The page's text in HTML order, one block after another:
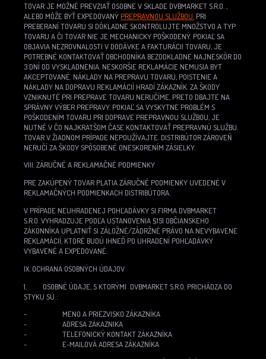
TOVAR JE MOŽNÉ PREVZIAŤ OSOBNE V SKLADE DVBMARKET S.R.O. ,
ALEBO MÔŽE BYŤ EXPEDOVANÝPREPRAVNOU SLUŽBOU. PRI
PREBERANÍ TOVARU SI DÔKLADNE SKONTROLUJTE MNOŽSTVO A TYP
TOVARU A ČI TOVAR NIE JE MECHANICKY POŠKODENÝ. POKIAĽ SA
OBJAVIA NEZROVNALOSTI V DODÁVKE A FAKTURÁCII TOVARU, JE
POTREBNÉ KONTAKTOVAŤ OBCHODNÍKA BEZODKLADNE NAJNESKÔR DO
3 DNÍ OD VYSKLADNENIA. NESKORŠIE REKLAMÁCIE NEMUSIA BYT
AKCEPTOVANÉ. NÁKLADY NA PREPRAVU TOVARU, POISTENIE A
NÁKLADY NA DOPRAVU REKLAMÁCIÍ HRADÍ ZÁKAZNÍK. ZA ŠKODY
VZNIKNUTÉ PRI PREPRAVE TOVARU NERUČÍME, PRETO DBAJTE NA
SPRÁVNY VÝBER PREPRAVY. POKIAĽ SA VYSKYTNE PROBLÉM S
POŠKODENÍM TOVARU PRI DOPRAVE PREPRAVNOU SLUŽBOU, JE
NUTNÉ V ČO NAJKRATŠOM ČASE KONTAKTOVAŤ PREPRAVNÚ SLUŽBU.
TOVAR V ŽIADNOM PRÍPADE NEPOUŽÍVAJTE. DISTRIBÚTOR ZÁROVEŇ
NERUČÍ ZA ŠKODY SPÔSOBENÉ ONESKORENÍM ZÁSIELKY.
VIII. ZÁRUČNÉ A REKLAMAČNÉ PODMIENKY
PRE ZAKÚPENÝ TOVAR PLATIA ZÁRUČNÉ PODMIENKY UVEDENÉ V
REKLAMAČNÝCH PODMIENKACH DISTRIBÚTORA.
V PRÍPADE NEUHRADENEJ POHĽADÁVKY SI FIRMA DVBMARKET
S.R.O. VYHRADZUJE PODĽA USTANOVENIA §151 OBČIANSKEHO
ZÁKONNÍKA UPLATNIŤ SI ZÁLOŽNÉ/ZÁDRŽNÉ PRÁVO NA NEVYBAVENE
REKLAMÁCIÍ, KTORÉ BUDÚ IHNEĎ PO UHRADENÍ POHĽADÁVKY
VYBAVENÉ A EXPEDOVANÉ.
IX. OCHRANA OSOBNÝCH ÚDAJOV
1. OSOBNÉ ÚDAJE, S KTORÝMI DVBMARKET S.R.O. PRICHÁDZA DO
STYKU SÚ :
- MENO A PRIEZVISKO ZÁKAZNÍKA
- ADRESA ZÁKAZNIKA
- TELEFONICKÝ KONTAKT ZÁKAZNÍKA
- E-MAILOVÁ ADRESA ZÁKAZNÍKA